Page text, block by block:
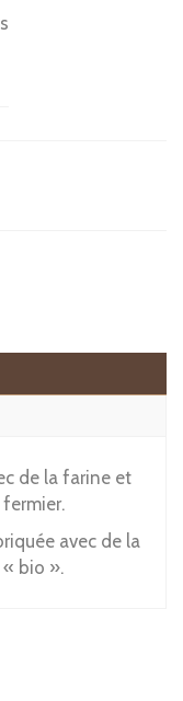
de la farine et
avec de la
bio ».